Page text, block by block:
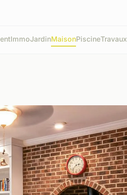
ImmoJardinMaisonPiscineTravaux